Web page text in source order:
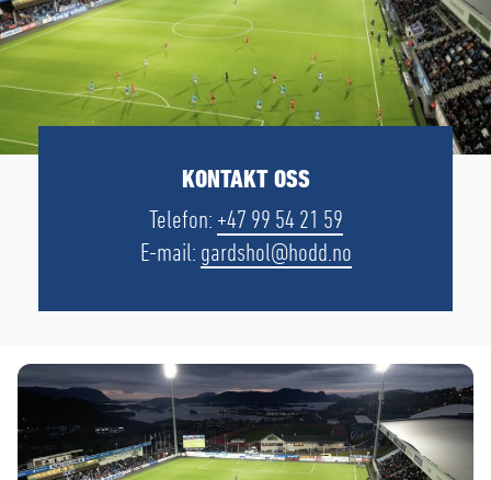
KONTAKT OSS
Telefon: +47 99 54 21 59
E-mail: gardshol@hodd.no